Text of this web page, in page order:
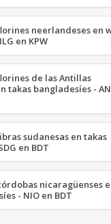
neerlandeses en
en KPW
de las Antillas
takas bangladesíes -
sudanesas en takas
en BDT
nicaragüenses
- NIO en BDT